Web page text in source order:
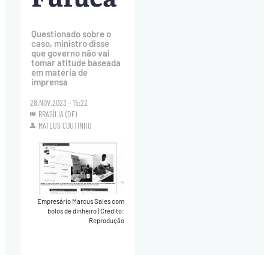
Questionado sobre o
caso, ministro disse
que governo não vai
tomar atitude baseada
em matéria de
imprensa
28.NOV.2023 - 15:22
BRASÍLIA (DF)
MATEUS COUTINHO
Empresário Marcus Sales com
bolos de dinheiro Crédito:
Reprodução